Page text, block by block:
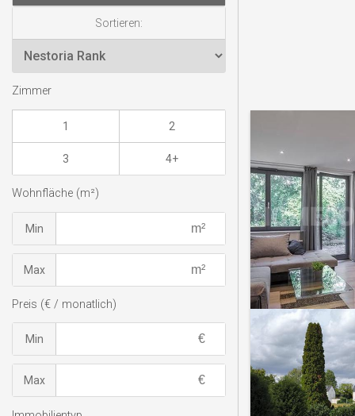
Sortieren:
Zimmer
1 2
3 4+
Wohnfläche (m²)
Min
Max
Preis (€ / monatlich)
Min
Max